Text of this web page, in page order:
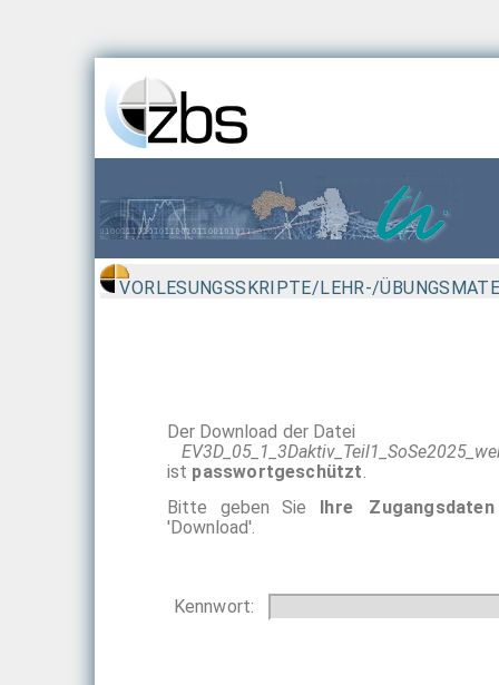
VORLESUNGSSKRIPTE/LEHR-/
Der Download der Datei
ist passwortgeschützt.
Bitte geben Sie Ihre Zugangsdaten
'Download'.
Kennwort: